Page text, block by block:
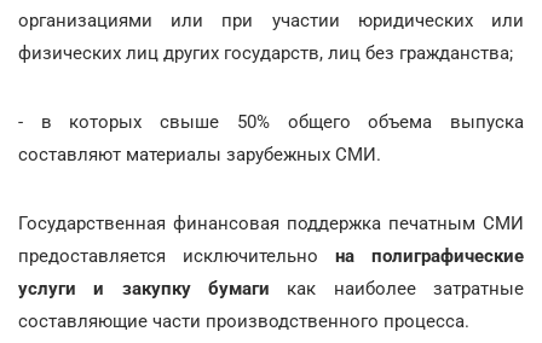
организациями или при участии юридических или
физических лиц других государств, лиц без гражданства;
- в которых свыше 50% общего объема выпуска
составляют материалы зарубежных СМИ.
Государственная финансовая поддержка печатным СМИ
предоставляется исключительно на полиграфические
услуги и закупку бумаги как наиболее затратные
составляющие части производственного процесса.